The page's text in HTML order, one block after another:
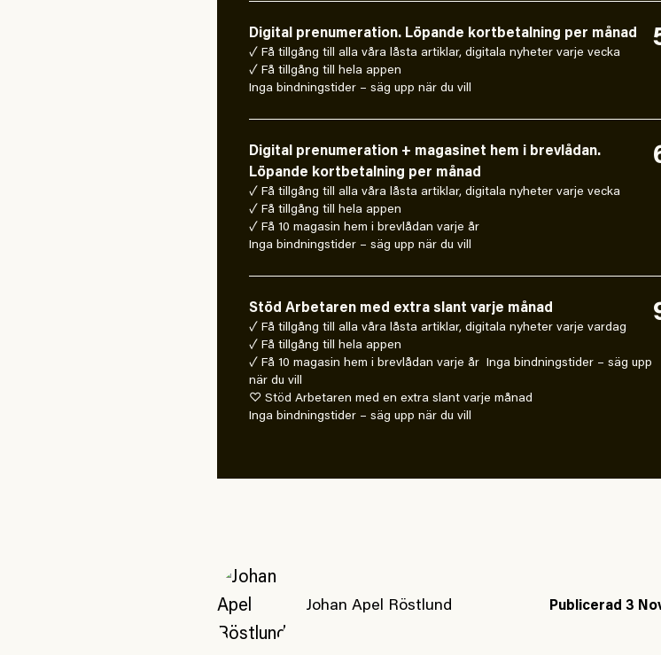
Digital prenumeration. Löpande kortbetalning per månad
✓ Få tillgång till alla våra låsta artiklar, digitala nyheter varje vecka
✓ Få tillgång till hela appen
Inga bindningstider – säg upp när du vill
Digital prenumeration + magasinet hem i brevlådan.
Löpande kortbetalning per månad
✓ Få tillgång till alla våra låsta artiklar, digitala nyheter varje vecka
✓ Få tillgång till hela appen
✓ Få 10 magasin hem i brevlådan varje år
Inga bindningstider – säg upp när du vill
Stöd Arbetaren med extra slant varje månad
✓ Få tillgång till alla våra låsta artiklar, digitala nyheter varje vardag
✓ Få tillgång till hela appen
✓ Få 10 magasin hem i brevlådan varje år Inga bindningstider – säg upp
när du vill
♡ Stöd Arbetaren med en extra slant varje månad
Inga bindningstider – säg upp när du vill
Johan Apel Röstlund Publicerad 3